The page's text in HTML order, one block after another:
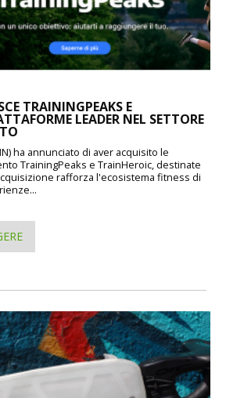
TRAININGPEAKS E
LEADER NEL SETTORE
ha annunciato di aver acquisito le
TrainingPeaks e TrainHeroic, destinate
rafforza l'ecosistema fitness di